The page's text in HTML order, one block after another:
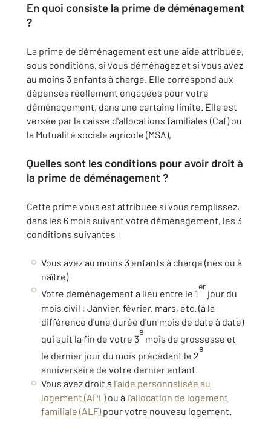
En quoi consiste la prime de déménagement
?
La prime de déménagement est une aide attribuée,
sous conditions, si vous déménagez et si vous avez
au moins 3 enfants à charge. Elle correspond aux
dépenses réellement engagées pour votre
déménagement, dans une certaine limite. Elle est
versée par la caisse d'allocations familiales (Caf) ou
la Mutualité sociale agricole (MSA),
Quelles sont les conditions pour avoir droit à
la prime de déménagement ?
Cette prime vous est attribuée si vous remplissez,
dans les 6 mois suivant votre déménagement, les 3
conditions suivantes :
Vous avez au moins 3 enfants à charge (nés ou à
naître)
Votre déménagement a lieu entre le 1
er
jour du
mois civil : Janvier, février, mars, etc. (à la
différence d'une durée d'un mois de date à date)
qui suit la fin de votre 3
e
mois de grossesse et
le dernier jour du mois précédant le 2
e
anniversaire de votre dernier enfant
Vous avez droit à l'aide personnalisée au
logement (APL)ou à l'allocation de logement
familiale (ALF)pour votre nouveau logement.